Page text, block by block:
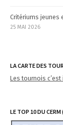
Critériums jeunes
25 MAI 2026
LA CARTE DES
Les tournois c’est
LE TOP 10 DU